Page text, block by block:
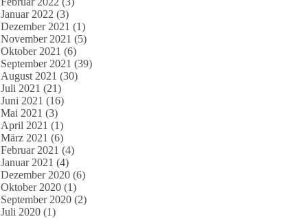
Januar 2022 (3)
Dezember 2021 (1)
November 2021 (5)
Oktober 2021 (6)
September 2021 (39)
August 2021 (30)
Juli 2021 (21)
Juni 2021 (16)
Mai 2021 (3)
April 2021 (1)
März 2021 (6)
Februar 2021 (4)
Januar 2021 (4)
Dezember 2020 (6)
Oktober 2020 (1)
September 2020 (2)
Juli 2020 (1)